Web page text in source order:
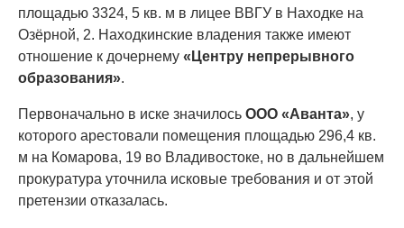
площадью 3324, 5 кв. м в лицее ВВГУ в Находке на
Озёрной, 2. Находкинские владения также имеют
отношение к дочернему «Центру непрерывного
образования».
Первоначально в иске значилось ООО «Аванта», у
которого арестовали помещения площадью 296,4 кв.
м на Комарова, 19 во Владивостоке, но в дальнейшем
прокуратура уточнила исковые требования и от этой
претензии отказалась.